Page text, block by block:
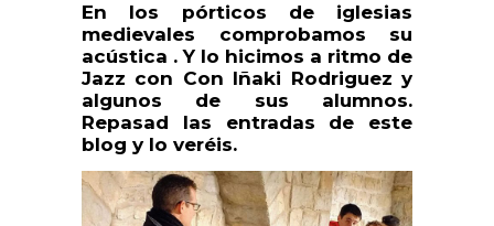
En los pórticos de iglesias
medievales comprobamos su
acústica . Y lo hicimos a ritmo de
Jazz con Con Iñaki Rodriguez y
algunos de sus alumnos.
Repasad las entradas de este
blog y lo veréis.